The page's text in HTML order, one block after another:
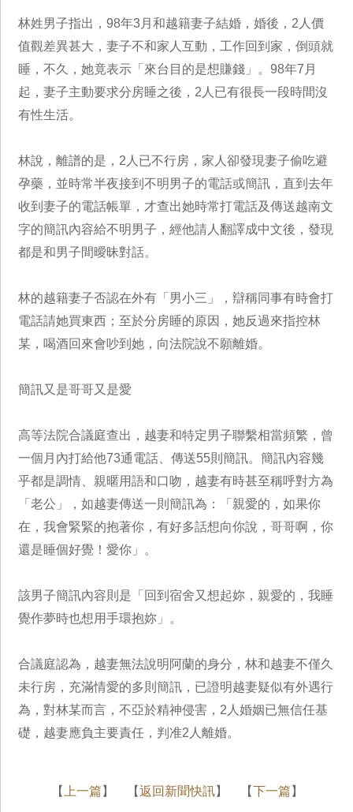
林姓男子指出，98年3月和越籍妻子結婚，婚後，2人價
值觀差異甚大，妻子不和家人互動，工作回到家，倒頭就
睡，不久，她竟表示「來台目的是想賺錢」。98年7月
起，妻子主動要求分房睡之後，2人已有很長一段時間沒
有性生活。
林說，離譜的是，2人已不行房，家人卻發現妻子偷吃避
孕藥，並時常半夜接到不明男子的電話或簡訊，直到去年
收到妻子的電話帳單，才查出她時常打電話及傳送越南文
字的簡訊內容給不明男子，經他請人翻譯成中文後，發現
都是和男子間曖昧對話。
林的越籍妻子否認在外有「男小三」，辯稱同事有時會打
電話請她買東西；至於分房睡的原因，她反過來指控林
某，喝酒回來會吵到她，向法院說不願離婚。
簡訊又是哥哥又是愛
高等法院合議庭查出，越妻和特定男子聯繫相當頻繁，曾
一個月內打給他73通電話、傳送55則簡訊。簡訊內容幾
乎都是調情、親暱用語和口吻，越妻有時甚至稱呼對方為
「老公」，如越妻傳送一則簡訊為：「親愛的，如果你
在，我會緊緊的抱著你，有好多話想向你說，哥哥啊，你
還是睡個好覺！愛你」。
該男子簡訊內容則是「回到宿舍又想起妳，親愛的，我睡
覺作夢時也想用手環抱妳」。
合議庭認為，越妻無法說明阿蘭的身分，林和越妻不僅久
未行房，充滿情愛的多則簡訊，已證明越妻疑似有外遇行
為，對林某而言，不亞於精神侵害，2人婚姻已無信任基
礎，越妻應負主要責任，判准2人離婚。
【 上一篇 】 【返回新聞快訊】 【下一篇 】